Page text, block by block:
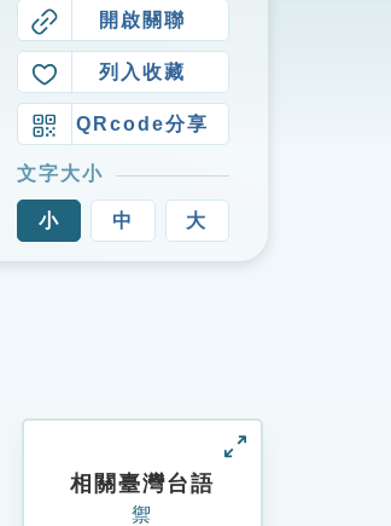
開啟關聯
列入收藏
QRcode分享
文字大小
小 中 大
相關臺灣台語
禦